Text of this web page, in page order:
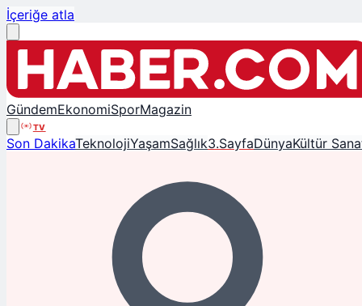
İçeriğe atla
GündemEkonomiSporMagazin
TV
Son DakikaTeknolojiYaşamSağlık3.SayfaDünyaKültür